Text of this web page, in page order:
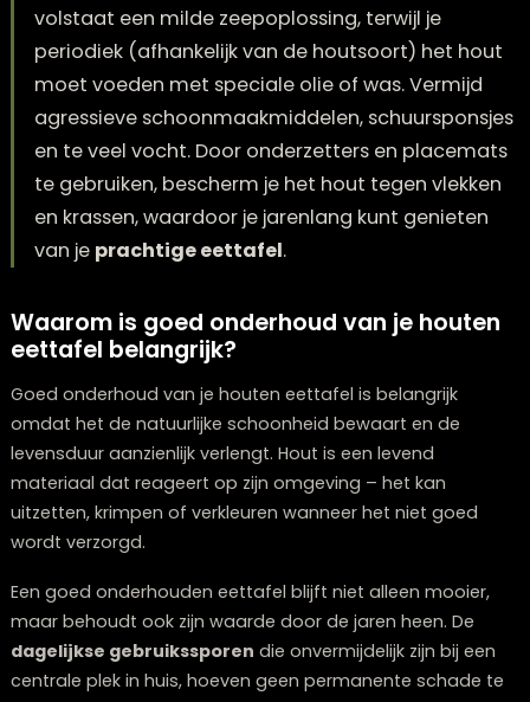
licht vochtige doek en gemorste vloeistoffen
direct op te nemen. Voor de dagelijkse
volstaat een milde zeepoplossing, terwijl je
periodiek (afhankelijk van de houtsoort) het
moet voeden met speciale olie of was.
agressieve schoonmaakmiddelen,
en te veel vocht. Door onderzetters en
en krassen, waardoor je jarenlang kunt
van je prachtige eettafel
Waarom is goed onderhoud van je
eettafel belangrijk?
Goed onderhoud van je houten eettafel is belangrijk
omdat het de natuurlijke schoonheid bewaart en de
materiaal dat reageert op zijn omgeving – het kan
uitzetten, krimpen of verkleuren wanneer het niet goed
wordt verzorgd.